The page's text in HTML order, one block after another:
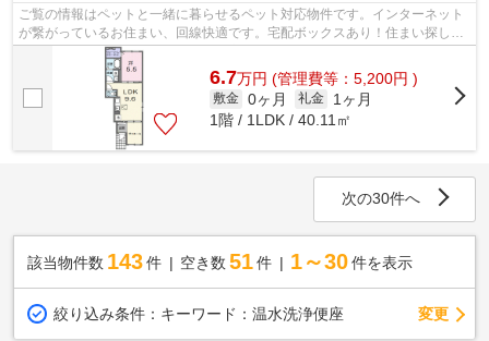
ご覧の情報はペットと一緒に暮らせるペット対応物件です。インターネット
が繋がっているお住まい、回線快適です。宅配ボックスあり！住まい探しを
するなら、ぜひ当社にお任せを！お客...
6.7万円 (管理費等：5,200円 )
敷金 0ヶ月 礼金
1ヶ月
1階 / 1LDK / 40.11㎡
次の30件へ
該当物件数 143件 空き数 51 件 1～30 件を表示
絞り込み条件： キーワード：温水洗浄便座 変更